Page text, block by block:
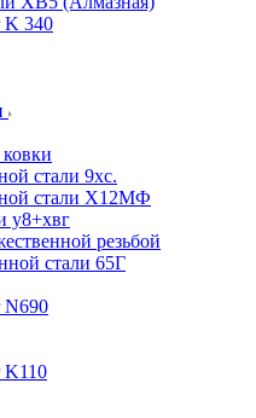
K 340
стали 9хс.
стали Х12МФ
у8+хвг
резьбой
стали 65Г
N690
K110